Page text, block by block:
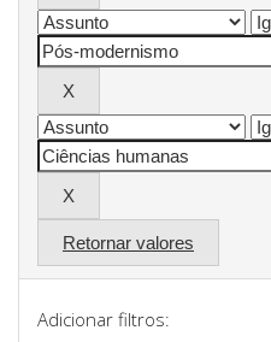
Retornar valores
Adicionar filtros: